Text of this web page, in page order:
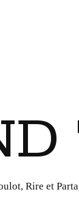
Rire et